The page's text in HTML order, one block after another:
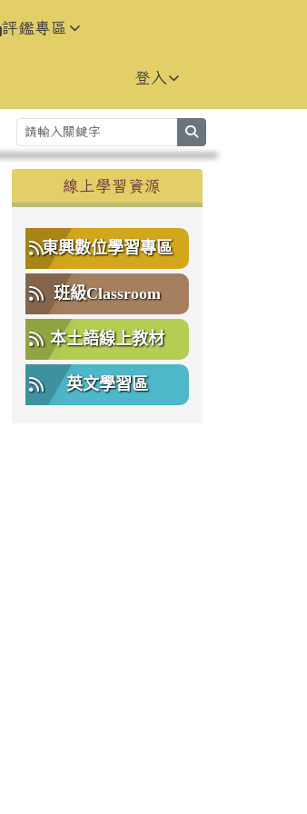
評鑑專區
登入
右邊區域內容
線上學習資源
東興數位學習專區
班級Classroom
本土語線上教材
英文學習區